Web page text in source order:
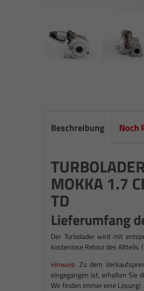
Beschreibung Noch
MOKKA 1.7
TD
Lieferumfang
Der Turbolader wird mit
kostenlose Retour des Altteils.
Hinweis: Zu dem
eingegangen ist, erhalten Sie
Wir finden immer eine Lösung!